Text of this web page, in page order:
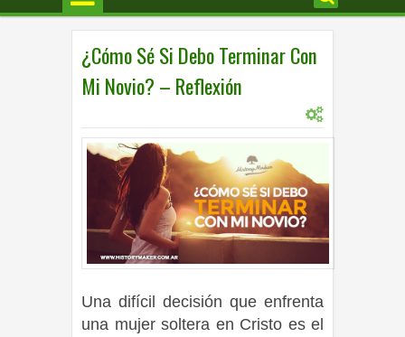
¿Cómo Sé Si Debo Terminar Con
Mi Novio? – Reflexión
Una difícil decisión que enfrenta
una mujer soltera en Cristo es el